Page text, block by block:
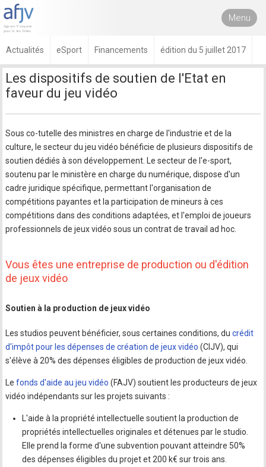
Menu
Actualités eSport Financements édition du 5 juillet 2017
Les dispositifs de soutien de l'Etat en
faveur du jeu vidéo
Sous co-tutelle des ministres en charge de l'industrie et de la
culture, le secteur du jeu vidéo bénéficie de plusieurs dispositifs de
soutien dédiés à son développement. Le secteur de l'e-sport,
soutenu par le ministère en charge du numérique, dispose d'un
cadre juridique spécifique, permettant l'organisation de
compétitions payantes et la participation de mineurs à ces
compétitions dans des conditions adaptées, et l'emploi de joueurs
professionnels de jeux vidéo sous un contrat de travail ad hoc.
Vous êtes une entreprise de production ou d'édition
de jeux vidéo
Soutien à la production de jeux vidéo
Les studios peuvent bénéficier, sous certaines conditions, ducrédit
d'impôt pour les dépenses de création de jeux vidéo (CIJV), qui
s'élève à 20% des dépenses éligibles de production de jeux vidéo.
Lefonds d'aide au jeu vidéo (FAJV) soutient les producteurs de jeux
vidéo indépendants sur les projets suivants :
L'aide à la propriété intellectuelle soutient la production de
propriétés intellectuelles originales et détenues par le studio.
Elle prend la forme d'une subvention pouvant atteindre 50%
des dépenses éligibles du projet et 200 k€ sur trois ans.